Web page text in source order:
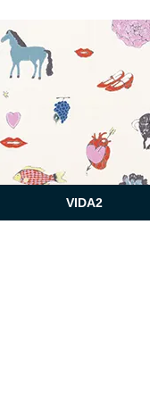
VIDA2